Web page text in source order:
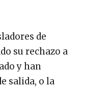
de
su rechazo a
y han
salida, o la